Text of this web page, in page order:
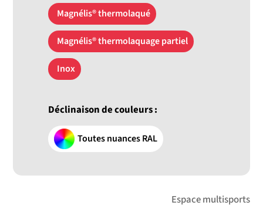
Magnélis® thermolaqué
Magnélis® thermolaquage partiel
Inox
Déclinaison de couleurs :
Toutes nuances RAL
Espace multisports